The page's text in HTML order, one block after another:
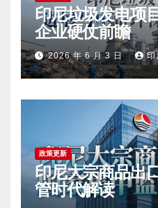
印尼垃圾发电项
企业硬仗前瞻
2026 年 6 月 3 日 印
政策更新
印尼大宗商品出
管时代解读